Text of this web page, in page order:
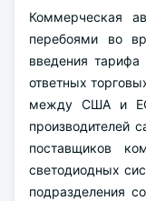
Коммерческая
перебоями во
введения
ответных
между США и
производителей
поставщиков
светодиодных
подразделения